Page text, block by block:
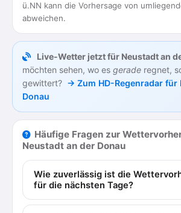
ü.NN kann die Vorhersage von
abweichen.
Live-Wetter jetzt für Neustadt an
möchten sehen, wo es gerade regnet,
gewittert? → Zum HD-Regenradar für
Donau
Häufige Fragen zur
Neustadt an der Donau
Wie zuverlässig ist die
für die nächsten Tage?